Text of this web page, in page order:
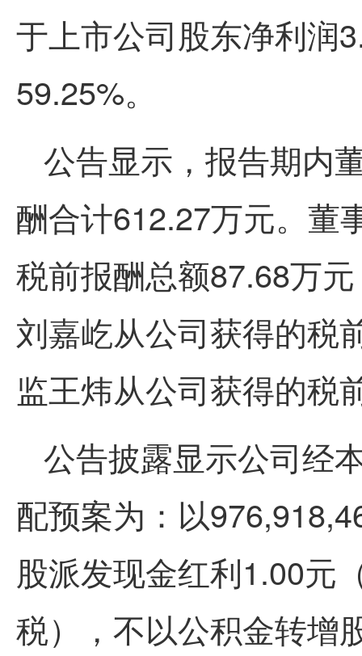
于上市公司股东净利润
59.25%。
公告显示，报告期内
酬合计612.27万元。 董
税前报酬总额87.68万元
刘嘉屹从公司获得的税
监王炜从公司获得的税
公告披露显示公司经
配预案为： 以
股派发现金红利1.00元
税），不以公积金转增